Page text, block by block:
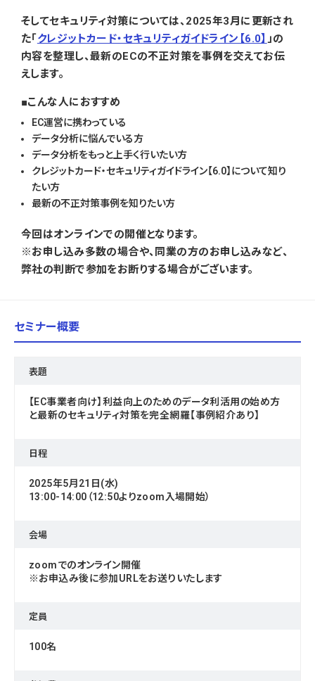
そしてセキュリティ対策については、2025年3月に更新され
た「クレジットカード・セキュリティガイドライン【6.0】 」の
内容を整理し、最新のECの不正対策を事例を交えてお伝
えします。
こんな人におすすめ
EC運営に携わっている
データ分析に悩んでいる方
データ分析をもっと上手く行いたい方
クレジットカード・セキュリティガイドライン【6.0】について知り
たい方
最新の不正対策事例を知りたい方
今回はオンラインでの開催となります。
※お申し込み多数の場合や、同業の方のお申し込みなど、
弊社の判断で参加をお断りする場合がございます。
セミナー概要
表題
【EC事業者向け】利益向上のためのデータ利活用の始め方
と最新のセキュリティ対策を完全網羅【事例紹介あり】
日程
2025年5月21日(水)
13:00-14:00（12:50よりzoom入場開始）
会場
zoomでのオンライン開催
※お申込み後に参加URLをお送りいたします
定員
100名